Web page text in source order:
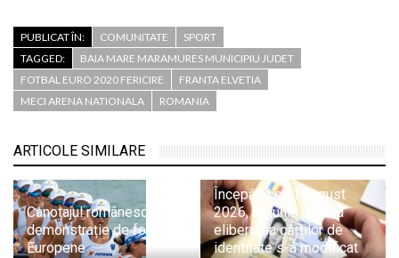
PUBLICAT ÎN: COMUNITATE
SPORT
TAGGED:
BAIA MARE MARAMURES MUNICIPIU JUDET
FOTBAL EURO 2020 FERICIRE
FRANTA ELVETIA
MECI ARENA NATIONALA
ROMANIA
ARTICOLE SIMILARE
Canotajul românesc,
demonstrație de forță la
Europene
Începând cu 1 august
2026, regulile privind
eliberarea cărților de
identitate s-a modificat